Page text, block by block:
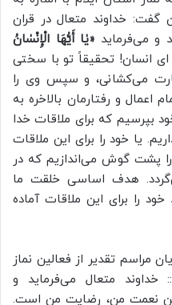
گفت: خداوند متعال در قران
و می‌فرماید «يٰا أَيُّهَا الْإِنْسٰانُ
اى انسان! تحقيقاً تو با سختى
مى‌كشانى، و سپس وى را
اعمال و رفتارمان بالاخره به
بپرسیم که برای ملاقات خدا
یا خود را برای این ملاقات
را پشت گوش می‌اندازیم که در
هدف اساسی خلقت ما
را برای این ملاقات آماده
مراسم تقدیر از فعالین نماز
خداوند متعال می‌فرماید و
نعمت من، رضایت من است.